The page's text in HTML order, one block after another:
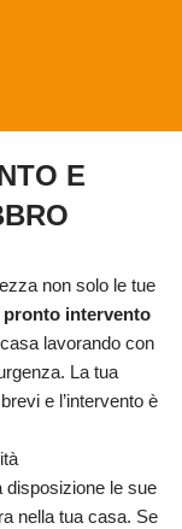
E
non solo le tue
intervento
lavorando con
La tua
e l’intervento è
disposizione le sue
nella tua casa. Se